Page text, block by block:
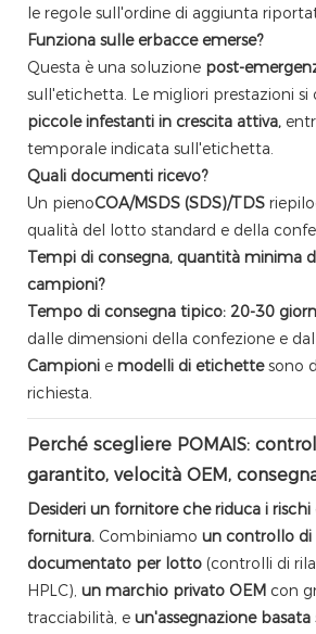
le regole sull'ordine di aggiunta
Funziona sulle erbacce emerse?
Questa è una soluzione post-
sull'etichetta. Le migliori prestazioni si
piccole infestanti in crescita attiva,
temporale indicata sull'etichetta.
Quali documenti ricevo?
Un pienoCOA/MSDS (SDS)/TDS
qualità del lotto standard e della
Tempi di consegna, quantità minima
campioni?
Tempo di consegna tipico: 20-30
dalle dimensioni della confezione e
Campioni e modelli di etichettesono
richiesta.
Perché scegliere POMAIS:
garantito, velocità OEM,
Desideri un fornitore che riduca i
fornitura. Combiniamo un controllo di
documentato per lotto (controlli di
HPLC), un marchio privato OEM con
tracciabilità, e un'assegnazione basata